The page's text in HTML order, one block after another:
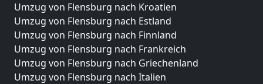
Umzug von Flensburg nach Kroatien
Umzug von Flensburg nach Estland
Umzug von Flensburg nach Finnland
Umzug von Flensburg nach Frankreich
Umzug von Flensburg nach Griechenland
Umzug von Flensburg nach Italien